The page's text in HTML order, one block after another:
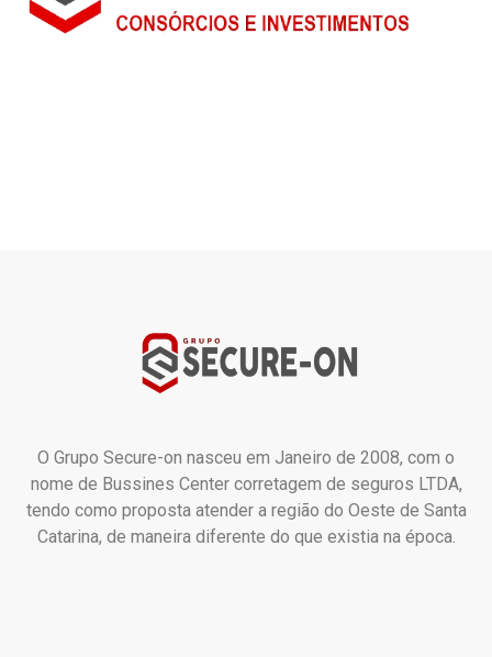
O Grupo Secure-on nasceu em Janeiro de 2008, com o
nome de Bussines Center corretagem de seguros LTDA,
tendo como proposta atender a região do Oeste de Santa
Catarina, de maneira diferente do que existia na época.